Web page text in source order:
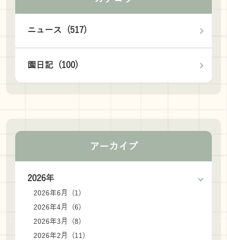
ニュース (517)
園日記 (100)
アーカイブ
2026年
2026年6月 (1)
2026年4月 (6)
2026年3月 (8)
2026年2月 (11)